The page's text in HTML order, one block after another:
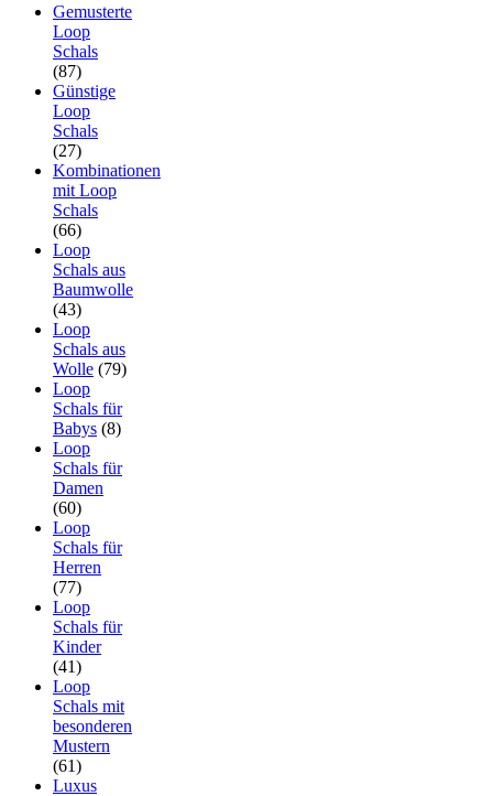
Gemusterte
Loop
Schals
(87)
Günstige
Loop
Schals
(27)
Kombinationen
mit Loop
Schals
(66)
Loop
Schals aus
Baumwolle
(43)
Loop
Schals aus
Wolle (79)
Loop
Schals für
Babys (8)
Loop
Schals für
Damen
(60)
Loop
Schals für
Herren
(77)
Loop
Schals für
Kinder
(41)
Loop
Schals mit
besonderen
Mustern
(61)
Luxus